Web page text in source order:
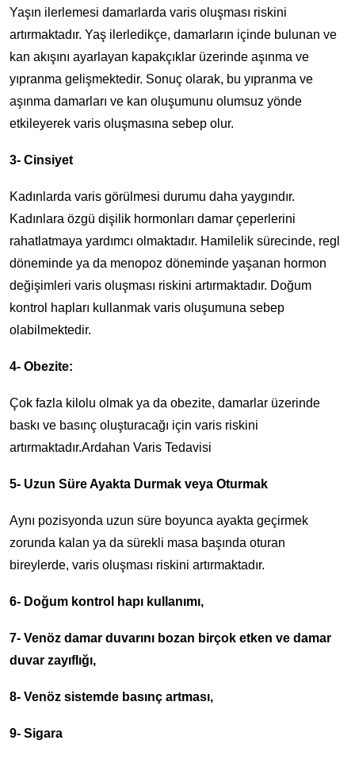
Yaşın ilerlemesi damarlarda varis oluşması riskini
artırmaktadır. Yaş ilerledikçe, damarların içinde bulunan ve
kan akışını ayarlayan kapakçıklar üzerinde aşınma ve
yıpranma gelişmektedir. Sonuç olarak, bu yıpranma ve
aşınma damarları ve kan oluşumunu olumsuz yönde
etkileyerek varis oluşmasına sebep olur.
3- Cinsiyet
Kadınlarda varis görülmesi durumu daha yaygındır.
Kadınlara özgü dişilik hormonları damar çeperlerini
rahatlatmaya yardımcı olmaktadır. Hamilelik sürecinde, regl
döneminde ya da menopoz döneminde yaşanan hormon
değişimleri varis oluşması riskini artırmaktadır. Doğum
kontrol hapları kullanmak varis oluşumuna sebep
olabilmektedir.
4- Obezite:
Çok fazla kilolu olmak ya da obezite, damarlar üzerinde
baskı ve basınç oluşturacağı için varis riskini
artırmaktadır.Ardahan Varis Tedavisi
5- Uzun Süre Ayakta Durmak veya Oturmak
Aynı pozisyonda uzun süre boyunca ayakta geçirmek
zorunda kalan ya da sürekli masa başında oturan
bireylerde, varis oluşması riskini artırmaktadır.
6- Doğum kontrol hapı kullanımı,
7- Venöz damar duvarını bozan birçok etken ve damar
duvar zayıflığı,
8- Venöz sistemde basınç artması,
9- Sigara